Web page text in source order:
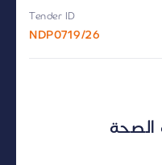
Tender ID
NDP0719/26
الصحة